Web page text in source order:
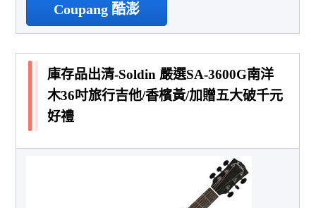
Coupang 酷澎
庫存品出清-Soldin 嚴選SA-3600G南洋
木36吋旅行吉他/香檳黃/加贈五大破千元
好禮